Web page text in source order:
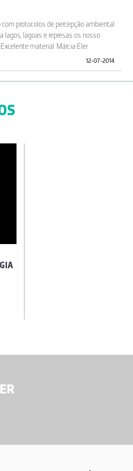
protocolos de percepção ambiental
lagos, lagoas e represas os nosso
material. Márcia Eler
12-07-2014